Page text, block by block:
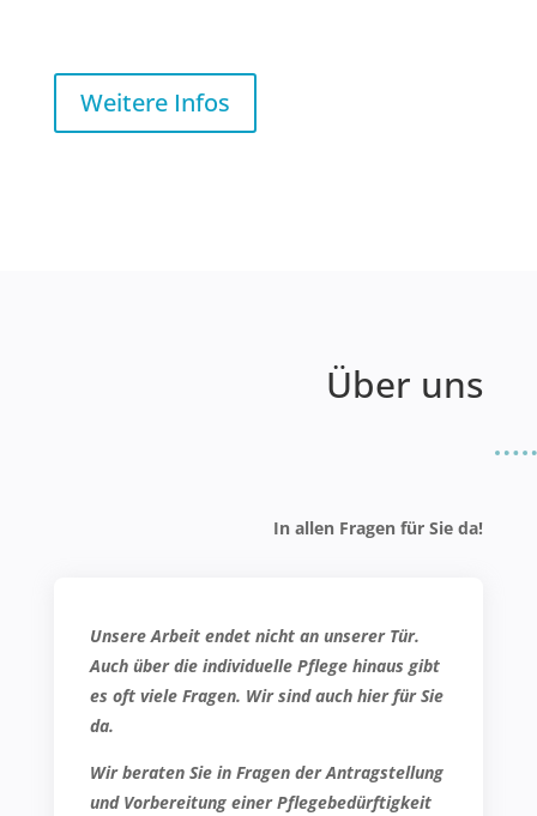
Weitere Infos
Über uns
In allen Fragen für Sie da!
Unsere Arbeit endet nicht an unserer Tür.
Auch über die individuelle Pflege hinaus gibt
es oft viele Fragen. Wir sind auch hier für Sie
da.
Wir beraten Sie in Fragen der Antragstellung
und Vorbereitung einer Pflegebedürftigkeit